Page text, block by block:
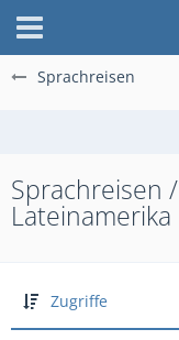
Sprachreisen
Sprachreisen
Lateinamerika
Zugriffe